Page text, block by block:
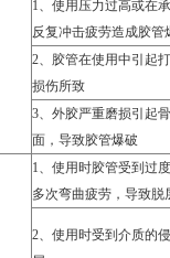
1、使用压力过高或在
反复冲击疲劳造成胶管
2、胶管在使用中引起
损伤所致
3、外胶严重磨损引起
面，导致胶管爆破
1、使用时胶管受到过
多次弯曲疲劳，导致脱
2、使用时受到介质的